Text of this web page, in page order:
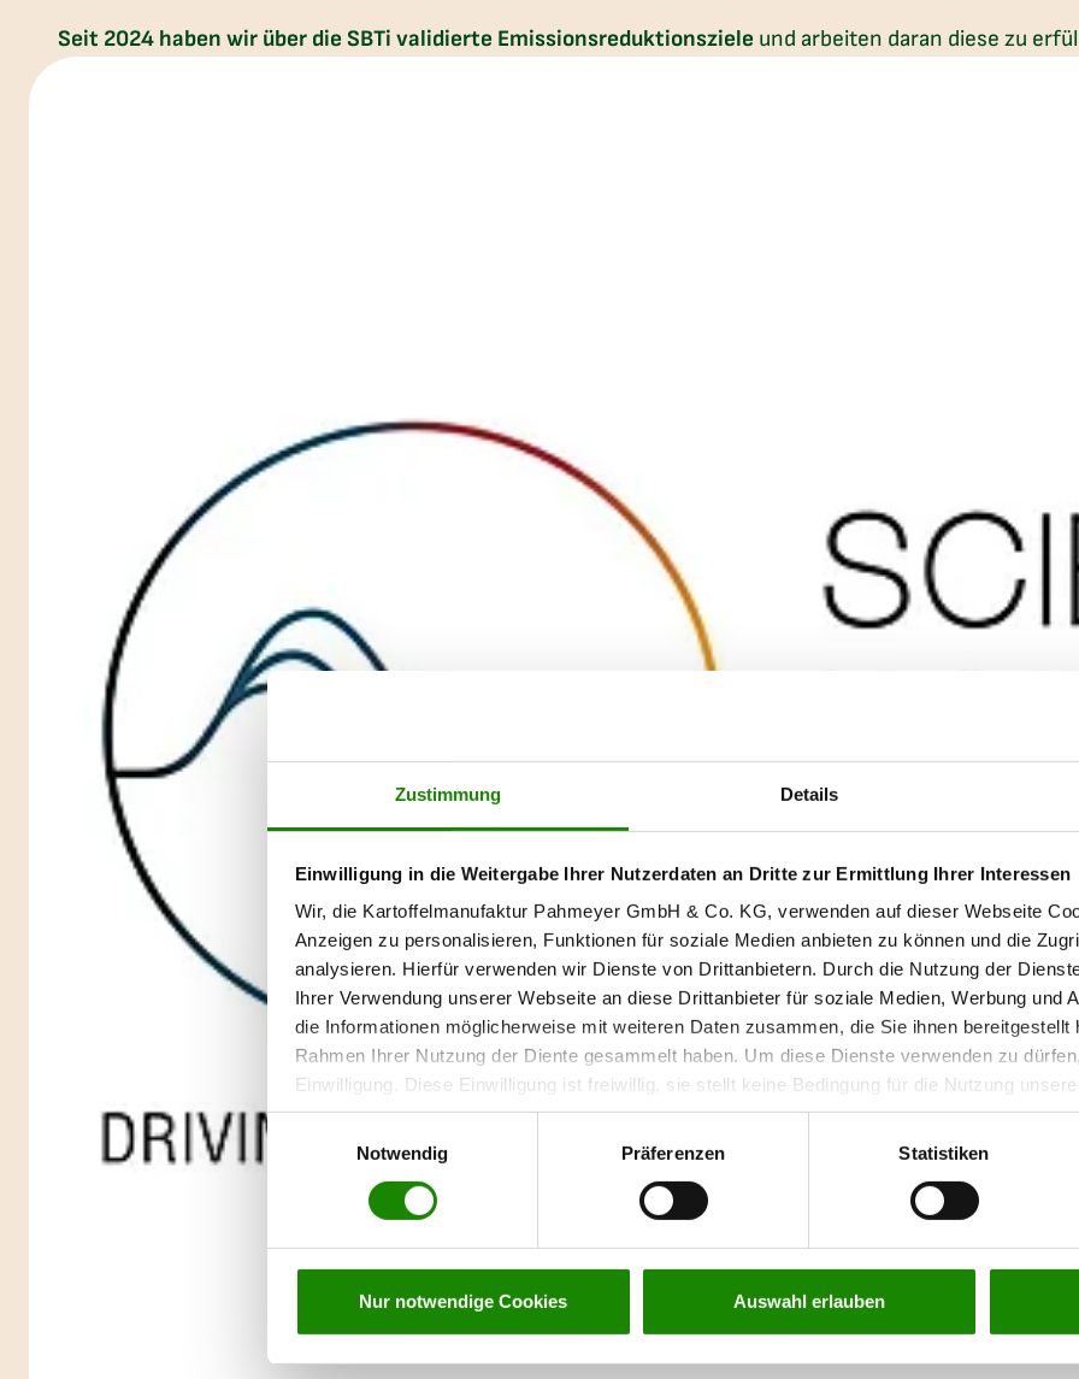
Zustimmung Details
Einwilligung in die Weitergabe Ihrer Nutzerdaten an Dritte zur Ermittlung Ihrer Interessen
Wir, die Kartoffelmanufaktur Pahmeyer GmbH & Co. KG, verwenden auf dieser Webseite
Anzeigen zu personalisieren, Funktionen für soziale Medien anbieten zu können und die
analysieren. Hierfür verwenden wir Dienste von Drittanbietern. Durch die Nutzung der
Ihrer Verwendung unserer Webseite an diese Drittanbieter für soziale Medien, Werbung und
die Informationen möglicherweise mit weiteren Daten zusammen, die Sie ihnen bereitgestellt
Rahmen Ihrer Nutzung der Diente gesammelt haben. Um diese Dienste verwenden zu
Einwilligung. Diese Einwilligung ist freiwillig, sie stellt keine Bedingung für die Nutzung
jederzeit widerrufen werden, indem Sie die Einstellungenhieranpassen. Weitere
personenbezogenen Daten auf unserer Webseite finden Sie in unserer
Einwilligungsauswahl
Notwendig
Präferenzen Statistiken
Nur notwendige Cookies Auswahl erlauben
Seit 2024 haben wir über die SBTi validierte Emissionsreduktionsziele und arbeiten daran diese zu